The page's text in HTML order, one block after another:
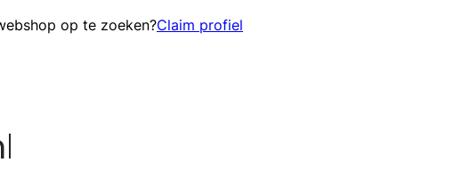
op te zoeken?Claim profiel